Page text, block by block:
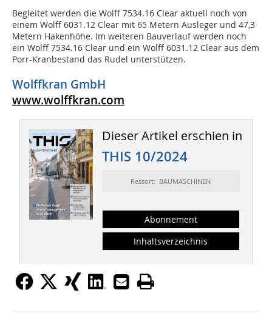
Begleitet werden die Wolff 7534.16 Clear aktuell noch von
einem Wolff 6031.12 Clear mit 65 Metern Ausleger und 47,3
Metern Hakenhöhe. Im weiteren Bauverlauf werden noch
ein Wolff 7534.16 Clear und ein Wolff 6031.12 Clear aus dem
Porr-Kranbestand das Rudel unterstützen.
Wolffkran GmbH
www.wolffkran.com
Dieser Artikel erschien in
THIS 10/2024
Ressort: BAUMASCHINEN
Abonnement
Inhaltsverzeichnis